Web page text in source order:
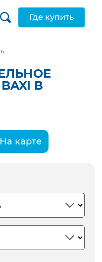
Где купить
В
На карте